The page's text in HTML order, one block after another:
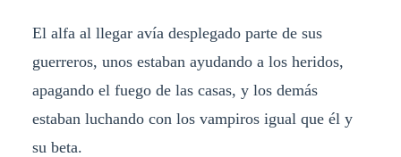
El alfa al llegar avía desplegado parte de sus
guerreros, unos estaban ayudando a los heridos,
apagando el fuego de las casas, y los demás
estaban luchando con los vampiros igual que él y
su beta.